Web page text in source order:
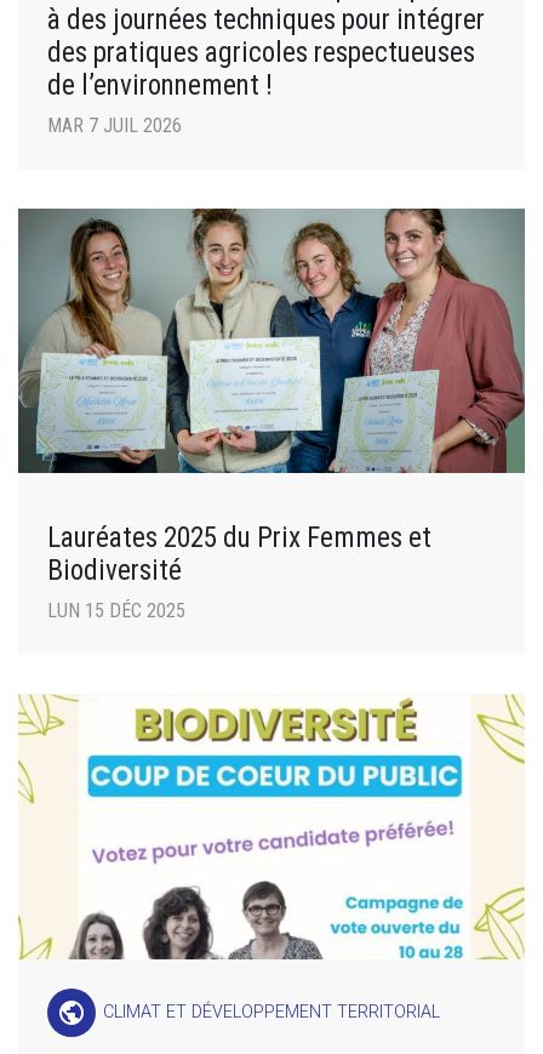
à des journées techniques pour intégrer
des pratiques agricoles respectueuses
de l’environnement !
MAR 7 JUIL 2026
Lauréates 2025 du Prix Femmes et
Biodiversité
LUN 15 DÉC 2025
public CLIMAT ET DÉVELOPPEMENT TERRITORIAL